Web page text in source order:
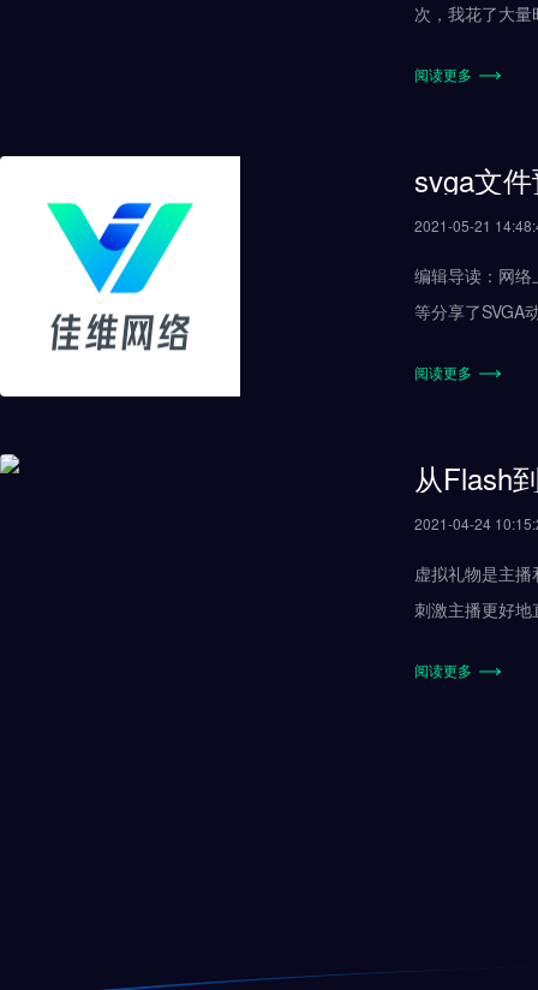
次，我花了大
的
阅读更多
svga文
2021-05-21
编辑导读：网
等分享了SVGA动
阅读更多
从Flash
2021-04-24
虚拟礼物是主
刺激主播更好地
阅读更多